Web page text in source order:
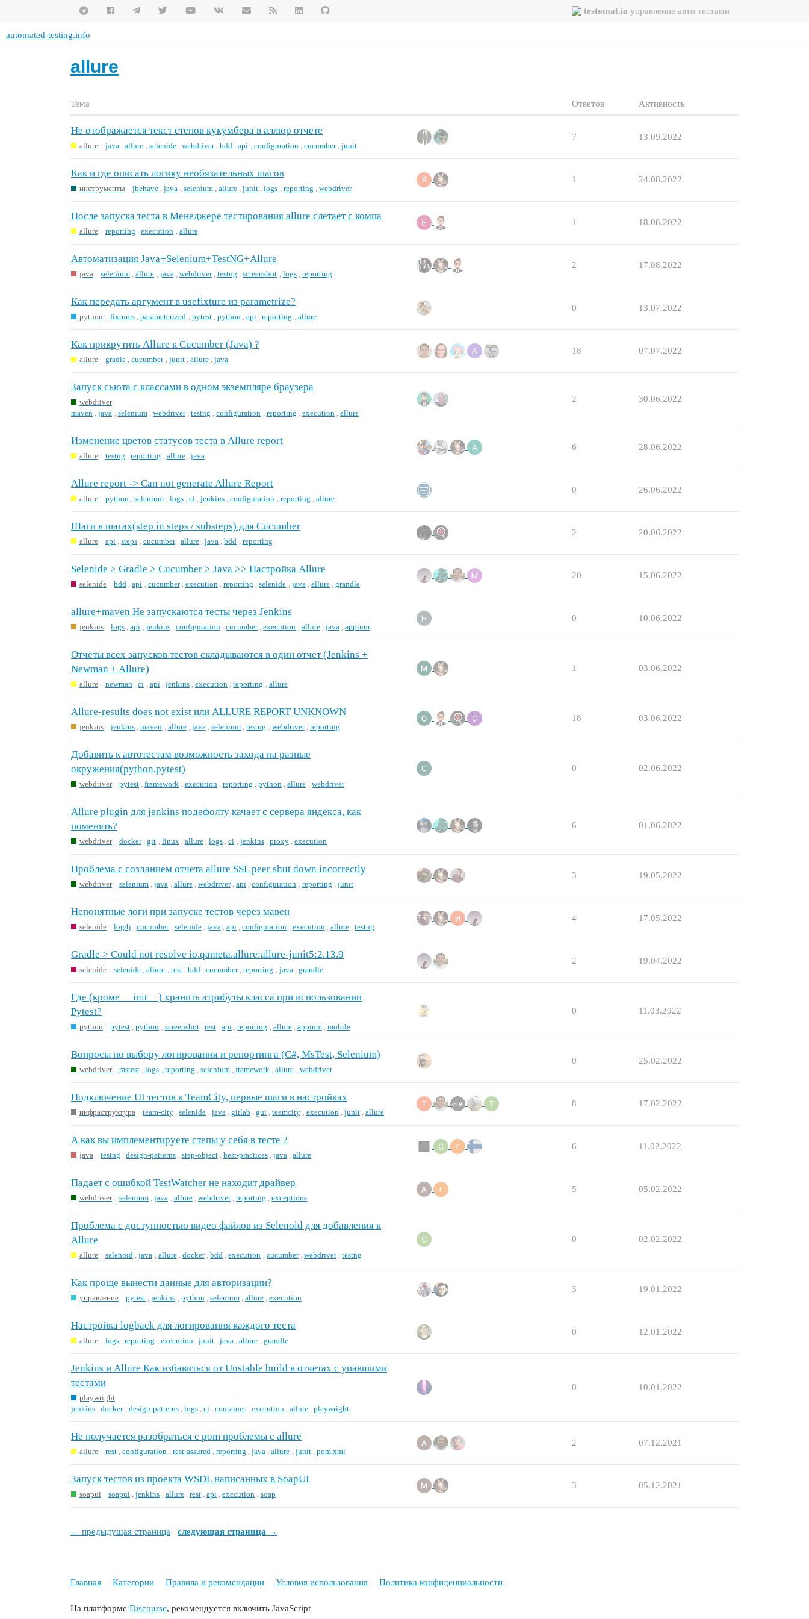
testomat.io управление авто тестами
automated-testing.info
allure
Тема Ответов Активность
Не отображается текст степов кукумбера в аллюр отчете
allure java ,allure selenide webdriver ,bdd ,api configuration cucumber ,junit
7 13.09.2022
Как и где описать логику необязательных шагов
инструменты jbehave ,java selenium allure ,junit ,logs reporting webdriver
1 24.08.2022
После запуска теста в Менеджере тестирования allure слетает с компа
allure reporting ,execution allure
1 18.08.2022
Автоматизация Java+Selenium+TestNG+Allure
java selenium ,allure java webdriver ,testng ,screenshot logs reporting
2 17.08.2022
Как передать аргумент в usefixture из parametrize?
python fixtures ,parameterized pytest python ,api ,reporting allure
0 13.07.2022
Как прикрутить Allure к Cucumber (Java) ?
allure gradle ,cucumber junit allure ,java
18 07.07.2022
Запуск сьюта с классами в одном экземпляре браузера
webdriver
maven
,java selenium webdriver ,testng ,configuration reporting execution ,allure
2 30.06.2022
Изменение цветов статусов теста в Allure report
allure testng ,reporting allure java
6 28.06.2022
Allure report -> Can not generate Allure Report
allure python ,selenium logs ci ,jenkins ,configuration reporting allure
0 26.06.2022
Шаги в шагах(step in steps / substeps) для Cucumber
allure api ,steps cucumber allure ,java ,bdd reporting
2 20.06.2022
Selenide > Gradle > Cucumber > Java >> Настройка Allure
selenide bdd ,api cucumber execution ,reporting ,selenide java allure ,grandle
20 15.06.2022
allure+maven Не запускаются тесты через Jenkins
jenkins logs ,api jenkins configuration ,cucumber ,execution allure java ,appium
0 10.06.2022
Отчеты всех запусков тестов складываются в один отчет (Jenkins +
Newman + Allure)
allure newman ,ci api jenkins ,execution ,reporting allure
1 03.06.2022
Allure-results does not exist или ALLURE REPORT UNKNOWN
jenkins jenkins ,maven allure java ,selenium ,testng webdriver reporting
18 03.06.2022
Добавить к автотестам возможность захода на разные
окружения(python,pytest)
webdriver pytest ,framework execution reporting ,python ,allure webdriver
0 02.06.2022
Allure plugin для jenkins подефолту качает с сервера яндекса, как
поменять?
webdriver docker ,git linux allure ,logs ,ci jenkins proxy ,execution
6 01.06.2022
Проблема с созданием отчета allure SSL peer shut down incorrectly
webdriver selenium ,java allure webdriver ,api ,configuration reporting junit
3 19.05.2022
Непонятные логи при запуске тестов через мавен
selenide log4j ,cucumber selenide java ,api ,configuration execution allure ,testng
4 17.05.2022
Gradle > Could not resolve io.qameta.allure:allure-junit5:2.13.9
selenide selenide ,allure rest bdd ,cucumber ,reporting java grandle
2 19.04.2022
Где (кроме __init__) хранить атрибуты класса при использовании
Pytest?
python pytest ,python screenshot rest ,api ,reporting allure appium ,mobile
0 11.03.2022
Вопросы по выбору логирования и репортинга (C#, MsTest, Selenium)
webdriver mstest ,logs reporting selenium ,framework ,allure webdriver
0 25.02.2022
Подключение UI тестов к TeamCity, первые шаги в настройках
инфраструктура team-city ,selenide java gitlab ,gui ,teamcity execution junit ,allure
8 17.02.2022
А как вы имплементируете степы у себя в тесте ?
java testng ,design-patterns step-object best-practices ,java ,allure
6 11.02.2022
Падает с ошибкой TestWatcher не находит драйвер
webdriver selenium ,java allure webdriver ,reporting ,exceptions
5 05.02.2022
Проблема с доступностью видео файлов из Selenoid для добавления к
Allure
allure selenoid ,java allure docker ,bdd ,execution cucumber webdriver ,testng
0 02.02.2022
Как проще вынести данные для авторизации?
управление pytest ,jenkins python selenium ,allure ,execution
3 19.01.2022
Настройка logback для логирования каждого теста
allure logs ,reporting execution junit ,java ,allure grandle
0 12.01.2022
Jenkins и Allure Как избавиться от Unstable build в отчетах с упавшими
тестами
playwright
jenkins ,docker design-patterns logs ,ci ,container execution allure ,playwright
0 10.01.2022
Не получается разобраться с pom проблемы с allure
allure rest ,configuration rest-assured reporting ,java ,allure junit pom.xml
2 07.12.2021
Запуск тестов из проекта WSDL написанных в SoapUI
soapui soapui ,jenkins allure rest ,api ,execution soap
3 05.12.2021
← предыдущая страница следующая страница →
Главная Категории Правила и рекомендации Условия использования Политика конфиденциальности
На платформе Discourse, рекомендуется включить JavaScript